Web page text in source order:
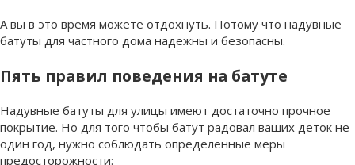
А вы в это время можете отдохнуть. Потому что надувные
батуты для частного дома надежны и безопасны.
Пять правил поведения на батуте
Надувные батуты для улицы имеют достаточно прочное
покрытие. Но для того чтобы батут радовал ваших деток не
один год, нужно соблюдать определенные меры
предосторожности: